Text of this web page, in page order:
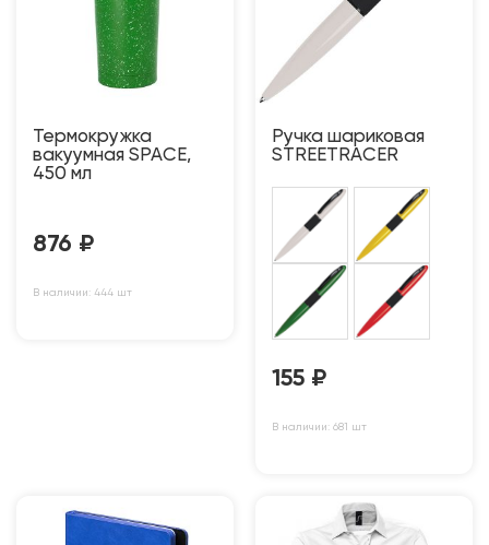
Термокружка
вакуумная SPACE,
450 мл
876 ₽
В наличии: 444 шт
Ручка шариковая
STREETRACER
155 ₽
В наличии: 681 шт